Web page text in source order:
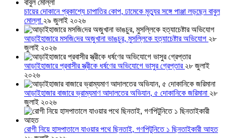
চায়ের দোকানে প্রকাশ্যে চাপাতির কোপ, ঢামেকে মৃত্যুর সঙ্গে পাঞ্জা লড়ছেন বাবুল
মোল্লা ২৯ জুলাই ২০২৬
আড়াইহাজারে মস‌জি‌দের অজুখানা ভাঙচুর, মুসল্লিকে হত্যাচেষ্টার অভিযোগ ২৮
জুলাই ২০২৬
আড়াইহাজারে প্রবাসীর স্ত্রীকে ধর্ষণের অভিযোগে ভাসুর গ্রেপ্তার ২৮ জুলাই
২০২৬
আড়াইহাজার বাজারে ভ্রাম্যমাণ আদালতের অভিযান, ৫ দোকানিকে জরিমানা ২৮
জুলাই ২০২৬
রোগী নিয়ে হাসপাতালে যাওয়ার পথে ছিনতাই, গণপিটুনিতে ১ ছিনতাইকারী আহত